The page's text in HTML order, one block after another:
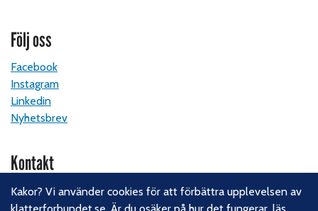
Följ oss
Facebook
Instagram
Linkedin
Nyhetsbrev
Kontakt
Svenska Klätterförbundet
Gotlandsgatan 46
Kakor? Vi använder cookies för att förbättra upplevelsen av